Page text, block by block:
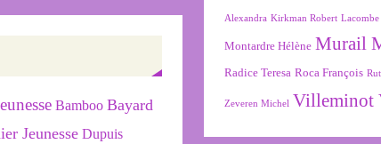
Bamboo Bayard
Jeunesse Dupuis
Alexandra Kirkman Robert
Montardre Hélène Murail
Radice Teresa Roca François
Zeveren Michel Villeminot